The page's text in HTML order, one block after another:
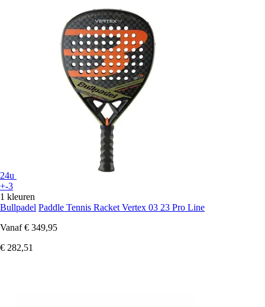
24u
+-3
1 kleuren
Bullpadel Paddle Tennis Racket Vertex 03 23 Pro Line
Vanaf € 349,95
€ 282,51